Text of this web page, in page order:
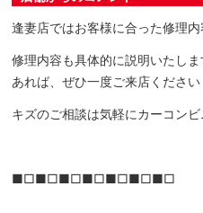
逢妻店ではお客様に合った修理
修理内容も具体的に説明いたし
あれば、ぜひ一度ご来店ください
キズのご相談は気軽にカーコン
■□■□■□■□■□■□■□